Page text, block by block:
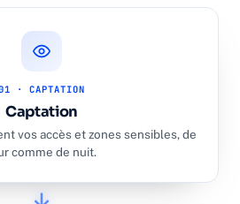
· CAPTATION
Captation
vos accès et zones sensibles, de
comme de nuit.